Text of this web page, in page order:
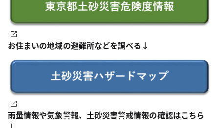
お住まいの地域の避難所などを調べる↓
雨量情報や気象警報、土砂災害警戒情報の確認はこちら